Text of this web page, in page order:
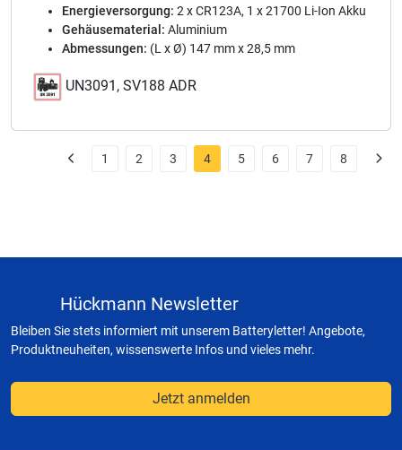
Energieversorgung: 2 x CR123A, 1 x 21700 Li-Ion Akku
Gehäusematerial: Aluminium
Abmessungen: (L x Ø) 147 mm x 28,5 mm
UN3091, SV188 ADR
1 2 3 4 5 6 7 8
Hückmann Newsletter
Bleiben Sie stets informiert mit unserem Batteryletter! Angebote,
Produktneuheiten, wissenswerte Infos und vieles mehr.
Jetzt anmelden